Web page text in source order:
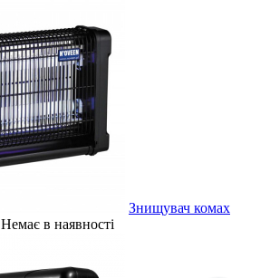
Знищувач комах
Немає в наявності